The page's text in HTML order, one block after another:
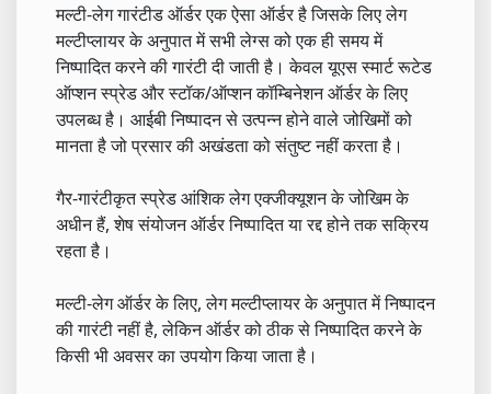
मल्टी-लेग गारंटीड ऑर्डर एक ऐसा ऑर्डर है जिसके लिए लेग
मल्टीप्लायर के अनुपात में सभी लेग्स को एक ही समय में
निष्पादित करने की गारंटी दी जाती है। केवल यूएस स्मार्ट रूटेड
ऑप्शन स्प्रेड और स्टॉक/ऑप्शन कॉम्बिनेशन ऑर्डर के लिए
उपलब्ध है। आईबी निष्पादन से उत्पन्न होने वाले जोखिमों को
मानता है जो प्रसार की अखंडता को संतुष्ट नहीं करता है।
गैर-गारंटीकृत स्प्रेड आंशिक लेग एक्जीक्यूशन के जोखिम के
अधीन हैं, शेष संयोजन ऑर्डर निष्पादित या रद्द होने तक सक्रिय
रहता है।
मल्टी-लेग ऑर्डर के लिए, लेग मल्टीप्लायर के अनुपात में निष्पादन
की गारंटी नहीं है, लेकिन ऑर्डर को ठीक से निष्पादित करने के
किसी भी अवसर का उपयोग किया जाता है।